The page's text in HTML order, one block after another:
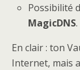
Possibilité
MagicDNS.
En clair : ton
Internet, mais